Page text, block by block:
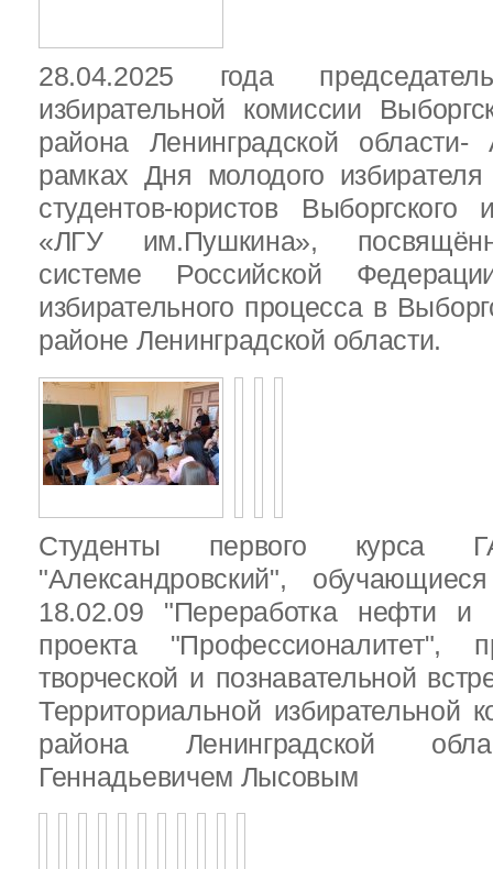
28.04.2025 года
избирательной комиссии
района Ленинградской
рамках Дня молодого
студентов-юристов Выборгского
«ЛГУ им.Пушкина»,
системе Российской
избирательного процесса в
районе Ленинградской области.
Студенты первого
"Александровский",
18.02.09 "Переработка нефти и
проекта "Профессионалитет",
творческой и познавательной
Территориальной избирательной
района Ленинградской
Геннадьевичем Лысовым